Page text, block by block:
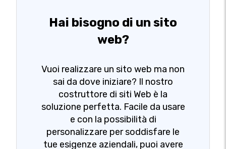
Hai bisogno di un sito
web?
Vuoi realizzare un sito web ma non
sai da dove iniziare? Il nostro
costruttore di siti Web è la
soluzione perfetta. Facile da usare
e con la possibilità di
personalizzare per soddisfare le
tue esigenze aziendali, puoi avere